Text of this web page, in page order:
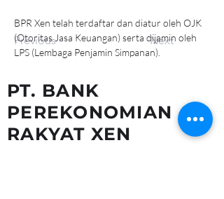
Previous Next
BPR Xen telah terdaftar dan diatur oleh OJK
(Otoritas Jasa Keuangan) serta dijamin oleh
LPS (Lembaga Penjamin Simpanan).
PT. BANK
PEREKONOMIAN
RAKYAT XEN